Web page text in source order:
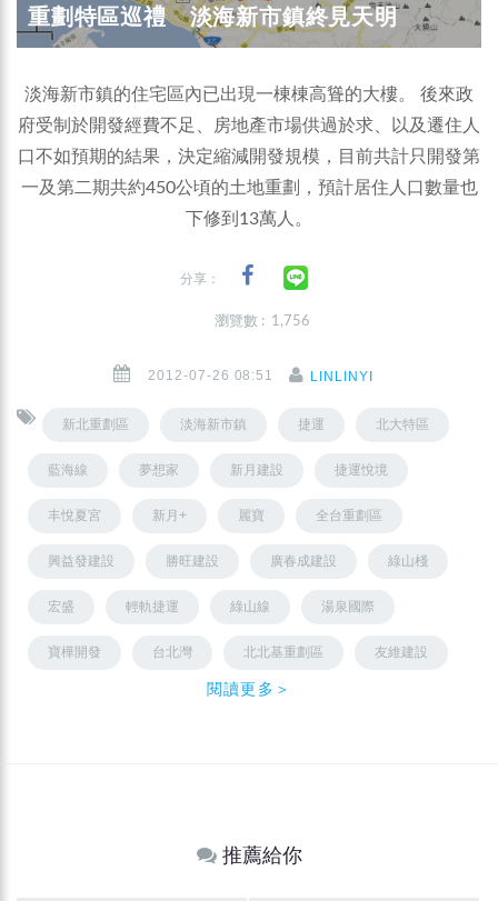
重劃特區巡禮 淡海新市鎮終見天明
淡海新市鎮的住宅區內已出現一棟棟高聳的大樓。 後來政
府受制於開發經費不足、房地產市場供過於求、以及遷住人
口不如預期的結果，決定縮減開發規模，目前共計只開發第
一及第二期共約450公頃的土地重劃，預計居住人口數量也
下修到13萬人。
分享：
瀏覽數 : 1,756
2012-07-26 08:51 LINLINYI
新北重劃區 淡海新市鎮 捷運 北大特區
藍海線 夢想家 新月建設 捷運悅境
丰悅夏宮 新月+ 麗寶 全台重劃區
興益發建設 勝旺建設 廣春成建設 綠山棧
宏盛 輕軌捷運 綠山線 湯泉國際
寶樺開發 台北灣 北北基重劃區 友維建設
閱讀更多＞
推薦給你